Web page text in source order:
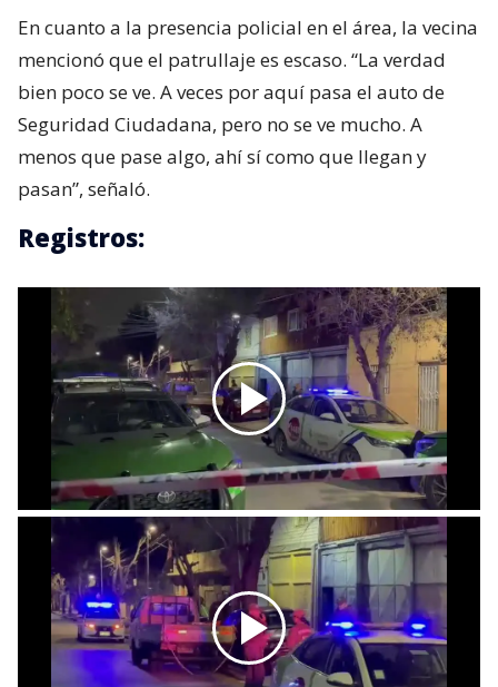
En cuanto a la presencia policial en el área, la vecina
mencionó que el patrullaje es escaso. “La verdad
bien poco se ve. A veces por aquí pasa el auto de
Seguridad Ciudadana, pero no se ve mucho. A
menos que pase algo, ahí sí como que llegan y
pasan”, señaló.
Registros: